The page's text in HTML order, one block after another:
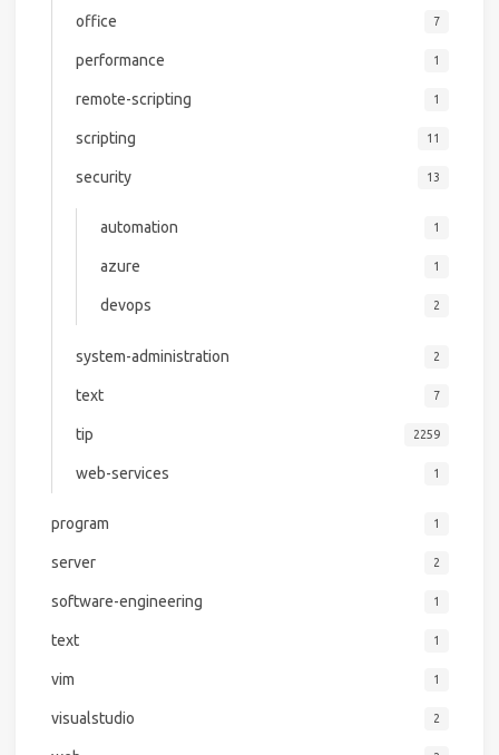
office 7
performance 1
remote-scripting 1
scripting 11
security 13
automation 1
azure 1
devops 2
system-administration 2
text 7
tip 2259
web-services 1
program 1
server 2
software-engineering 1
text 1
vim 1
visualstudio 2